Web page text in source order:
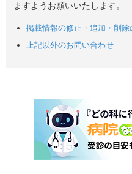
ますようお願いいたします。
掲載情報の修正・追加・削
上記以外のお問い合わせ